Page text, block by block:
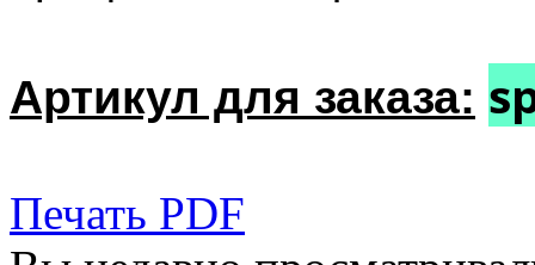
Артикул для заказа:
Печать PDF